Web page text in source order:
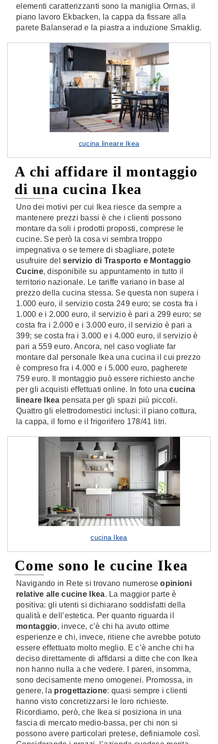
elementi caratterizzanti sono la maniglia Orrnas, il
piano lavoro Ekbacken, la cappa da fissare alla
parete Balanserad e la piastra a induzione Smaklig.
cucina lineare Ikea
A chi affidare il montaggio
di una cucina Ikea
Uno dei motivi per cui Ikea riesce da sempre a
mantenere prezzi bassi è che i clienti possono
montare da soli i prodotti proposti, comprese le
cucine. Se però la cosa vi sembra troppo
impegnativa o se temere di sbagliare, potete
usufruire delservizio di Trasporto e Montaggio
Cucine, disponibile su appuntamento in tutto il
territorio nazionale. Le tariffe variano in base al
prezzo della cucina stessa. Se questa non supera i
1.000 euro, il servizio costa 249 euro; se costa fra i
1.000 e i 2.000 euro, il servizio è pari a 299 euro; se
costa fra i 2.000 e i 3.000 euro, il servizio è pari a
399; se costa fra i 3.000 e i 4.000 euro, il servizio è
pari a 559 euro. Ancora, nel caso vogliate far
montare dal personale Ikea una cucina il cui prezzo
è compreso fra i 4.000 e i 5.000 euro, pagherete
759 euro. Il montaggio può essere richiesto anche
per gli acquisti effettuati online. In foto unacucina
lineare Ikea pensata per gli spazi più piccoli.
Quattro gli elettrodomestici inclusi: il piano cottura,
la cappa, il forno e il frigorifero 178/41 litri.
cucina Ikea
Come sono le cucine Ikea
Navigando in Rete si trovano numeroseopinioni
relative alle cucine Ikea. La maggior parte è
positiva: gli utenti si dichiarano soddisfatti della
qualità e dell’estetica. Per quanto riguarda il
montaggio, invece, c’è chi ha avuto ottime
esperienze e chi, invece, ritiene che avrebbe potuto
essere effettuato molto meglio. E c’è anche chi ha
deciso direttamente di affidarsi a ditte che con Ikea
non hanno nulla a che vedere. I pareri, insomma,
sono decisamente meno omogenei. Promossa, in
genere, la progettazione: quasi sempre i clienti
hanno visto concretizzarsi le loro richieste.
Ricordiamo, però, che Ikea si posiziona in una
fascia di mercato medio-bassa, per chi non si
possono avere particolari pretese, definiamole così.